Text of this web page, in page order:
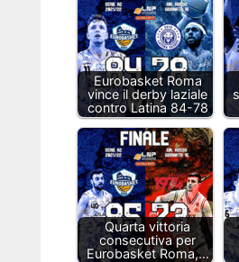
Eurobasket Roma
vince il derby laziale
contro Latina 84-78
Quarta vittoria
consecutiva per
Eurobasket Roma,…